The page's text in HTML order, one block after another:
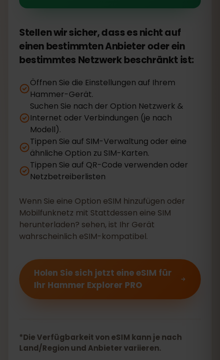
Stellen wir sicher, dass es nicht auf
einen bestimmten Anbieter oder ein
bestimmtes Netzwerk beschränkt ist:
Öffnen Sie die Einstellungen auf Ihrem
Hammer-Gerät.
Suchen Sie nach der Option Netzwerk &
Internet oder Verbindungen (je nach
Modell).
Tippen Sie auf SIM-Verwaltung oder eine
ähnliche Option zu SIM-Karten.
Tippen Sie auf QR-Code verwenden oder
Netzbetreiberlisten
Wenn Sie eine Option eSIM hinzufügen oder
Mobilfunknetz mit Stattdessen eine SIM
herunterladen? sehen, ist Ihr Gerät
wahrscheinlich eSIM-kompatibel.
Holen Sie sich jetzt eine eSIM für
Ihr Hammer Explorer PRO
*Die Verfügbarkeit von eSIM kann je nach
Land/Region und Anbieter variieren.